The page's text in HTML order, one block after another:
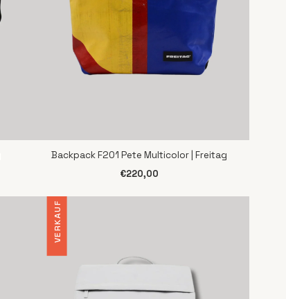
SCHNELLANSICHT
Backpack F201 Pete Multicolor | Freitag
€220,00
VERKAUF